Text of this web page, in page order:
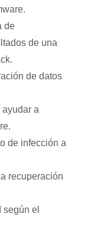
de
de una
de datos
ayudar a
de infección a
recuperación
el